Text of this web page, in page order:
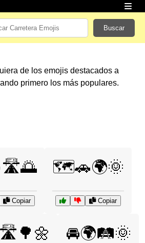
Buscar
de los emojis destacados a
primero los más populares.
Copiar
🗺️🚗🌍🌞
Copiar
🚘🌍🛤️🌞